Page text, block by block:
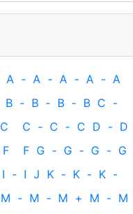
A - A - A - A - A
B - B - B - B C -
C C - C - C D - D
F F G - G - G - G
I - I J K - K - K -
M - M - M + M - M